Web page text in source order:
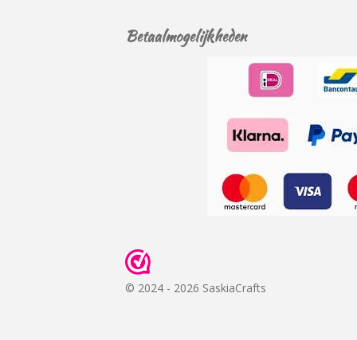
Betaalmogelijkheden
© 2024 - 2026 SaskiaCrafts